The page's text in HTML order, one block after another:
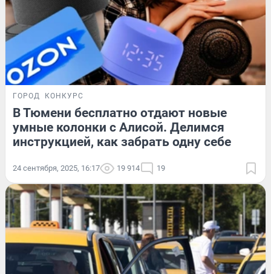
ГОРОД КОНКУРС
В Тюмени бесплатно отдают новые
умные колонки с Алисой. Делимся
инструкцией, как забрать одну себе
24 сентября, 2025, 16:17 19 914 19